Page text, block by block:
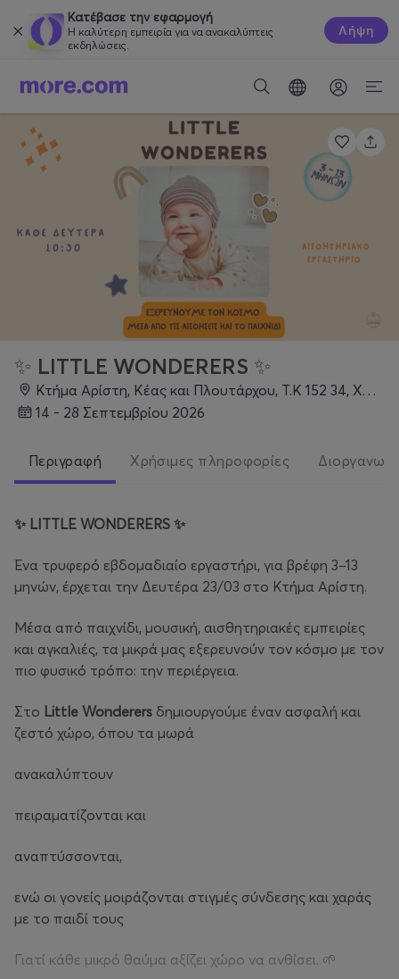
Κατέβασε την εφαρμογή
Η καλύτερη εμπειρία για να ανακαλύπτεις
εκδηλώσεις.
Λήψη
✨ LITTLE WONDERERS ✨
Κτήμα Αρίστη, Κέας και Πλουτάρχου, Τ.Κ 152 34, Χαλάνδρι
14 - 28 Σεπτεμβρίου 2026
Περιγραφή Χρήσιμες πληροφορίες
✨ LITTLE WONDERERS ✨
Ένα τρυφερό εβδομαδιαίο εργαστήρι, για βρέφη 3–13
μηνών, έρχεται την Δευτέρα 23/03 στο Κτήμα Αρίστη.
Μέσα από παιχνίδι, μουσική, αισθητηριακές εμπειρίες
και αγκαλιές, τα μικρά μας εξερευνούν τον κόσμο με τον
πιο φυσικό τρόπο: την περιέργεια.
Στο Little Wonderers δημιουργούμε έναν ασφαλή και
ζεστό χώρο, όπου τα μωρά
ανακαλύπτουν
πειραματίζονται και
αναπτύσσονται,
ενώ οι γονείς μοιράζονται στιγμές σύνδεσης και χαράς
με το παιδί τους
Γιατί κάθε μικρό θαύμα αξίζει χώρο να ανθίσει. 🌱